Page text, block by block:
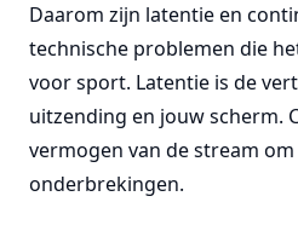
Daarom zijn latentie en
technische problemen die
voor sport. Latentie is de
uitzending en jouw scherm.
vermogen van de stream
onderbrekingen.